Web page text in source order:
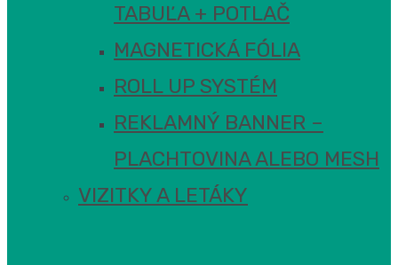
TABUĽA + POTLAČ
MAGNETICKÁ FÓLIA
ROLL UP SYSTÉM
REKLAMNÝ BANNER –
PLACHTOVINA ALEBO MESH
VIZITKY A LETÁKY